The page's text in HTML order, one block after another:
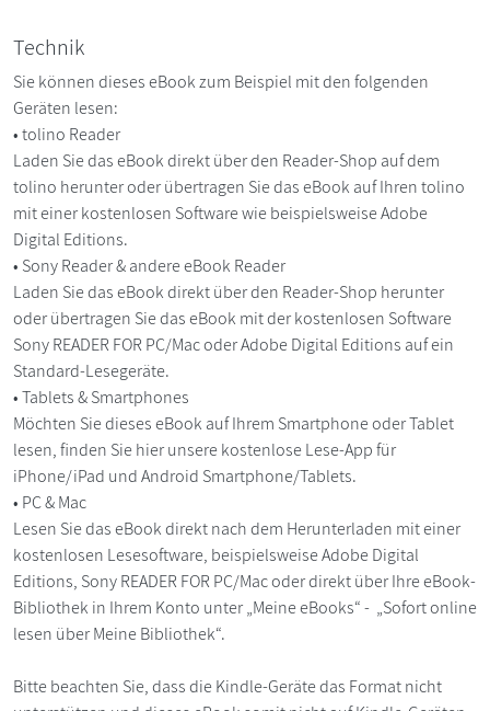
Technik
Sie können dieses eBook zum Beispiel mit den folgenden
Geräten lesen:
• tolino Reader
Laden Sie das eBook direkt über den Reader-Shop auf dem
tolino herunter oder übertragen Sie das eBook auf Ihren tolino
mit einer kostenlosen Software wie beispielsweise Adobe
Digital Editions.
• Sony Reader & andere eBook Reader
Laden Sie das eBook direkt über den Reader-Shop herunter
oder übertragen Sie das eBook mit der kostenlosen Software
Sony READER FOR PC/Mac oder Adobe Digital Editions auf ein
Standard-Lesegeräte.
• Tablets & Smartphones
Möchten Sie dieses eBook auf Ihrem Smartphone oder Tablet
lesen, finden Sie hier unsere kostenlose Lese-App für
iPhone/iPad und Android Smartphone/Tablets.
• PC & Mac
Lesen Sie das eBook direkt nach dem Herunterladen mit einer
kostenlosen Lesesoftware, beispielsweise Adobe Digital
Editions, Sony READER FOR PC/Mac oder direkt über Ihre eBook-
Bibliothek in Ihrem Konto unter „Meine eBooks“ - „Sofort online
lesen über Meine Bibliothek“.
Bitte beachten Sie, dass die Kindle-Geräte das Format nicht